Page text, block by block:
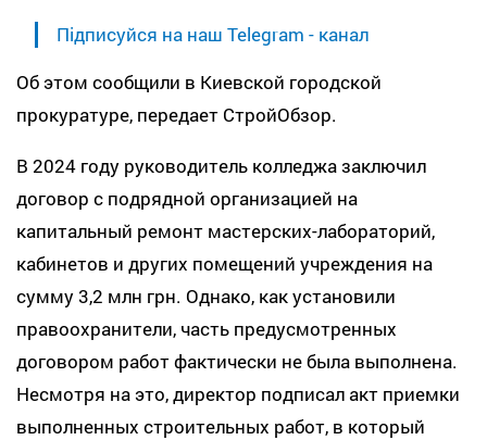
Підписуйся на наш Telegram - канал
Об этом сообщили в Киевской городской
прокуратуре, передает СтройОбзор.
В 2024 году руководитель колледжа заключил
договор с подрядной организацией на
капитальный ремонт мастерских-лабораторий,
кабинетов и других помещений учреждения на
сумму 3,2 млн грн. Однако, как установили
правоохранители, часть предусмотренных
договором работ фактически не была выполнена.
Несмотря на это, директор подписал акт приемки
выполненных строительных работ, в который